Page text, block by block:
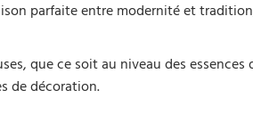
parfaite entre modernité et
que ce soit au niveau des
de décoration.